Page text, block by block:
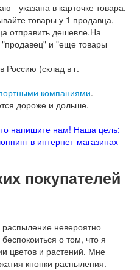
- указана в карточке товара,
товары у 1 продавца,
отправить дешевле.На
"продавец" и "еще товары
Россию (склад в г.
компаниями.
дороже и дольше.
напишите нам! Наша цель:
в интернет-магазинах
покупателей
невероятно
о том, что я
цветов и растений. Мне
кнопки распыления.